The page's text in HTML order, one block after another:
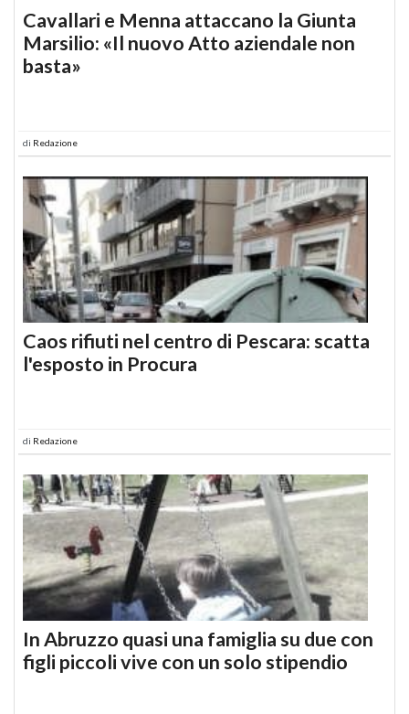
Cavallari e Menna attaccano la Giunta
Marsilio: «Il nuovo Atto aziendale non
basta»
di Redazione
Caos rifiuti nel centro di Pescara: scatta
l'esposto in Procura
di Redazione
In Abruzzo quasi una famiglia su due con
figli piccoli vive con un solo stipendio